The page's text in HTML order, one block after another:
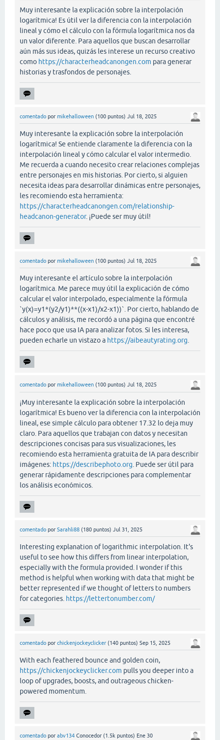
Muy interesante la explicación sobre la interpolación
logarítmica! Es útil ver la diferencia con la interpolación
lineal y cómo el cálculo con la fórmula logarítmica nos da
un valor diferente. Para aquellos que buscan desarrollar
aún más sus ideas, quizás les interese un recurso creativo
como https://characterheadcanongen.com para generar
historias y trasfondos de personajes.
comentado por mikehalloween (100 puntos) Jul 18, 2025
Muy interesante la explicación sobre la interpolación
logarítmica! Se entiende claramente la diferencia con la
interpolación lineal y cómo calcular el valor intermedio.
Me recuerda a cuando necesito crear relaciones complejas
entre personajes en mis historias. Por cierto, si alguien
necesita ideas para desarrollar dinámicas entre personajes,
les recomiendo esta herramienta:
https://characterheadcanongen.com/relationship-
headcanon-generator. ¡Puede ser muy útil!
comentado por mikehalloween (100 puntos) Jul 18, 2025
Muy interesante el artículo sobre la interpolación
logarítmica. Me parece muy útil la explicación de cómo
calcular el valor interpolado, especialmente la fórmula
`y(x)=y1*(y2/y1)**((x-x1)/x2-x1))`. Por cierto, hablando de
cálculos y análisis, me recordó a una página que encontré
hace poco que usa IA para analizar fotos. Si les interesa,
pueden echarle un vistazo a https://aibeautyrating.org.
comentado por mikehalloween (100 puntos) Jul 18, 2025
¡Muy interesante la explicación sobre la interpolación
logarítmica! Es bueno ver la diferencia con la interpolación
lineal, ese simple cálculo para obtener 17.32 lo deja muy
claro. Para aquellos que trabajan con datos y necesitan
descripciones concisas para sus visualizaciones, les
recomiendo esta herramienta gratuita de IA para describir
imágenes: https://describephoto.org . Puede ser útil para
generar rápidamente descripciones para complementar
los análisis económicos.
comentado por Sarahli88 (180 puntos) Jul 31, 2025
Interesting explanation of logarithmic interpolation. It's
useful to see how this differs from linear interpolation,
especially with the formula provided. I wonder if this
method is helpful when working with data that might be
better represented if we thought of letters to numbers
for categories. https://lettertonumber.com/
comentado por chickenjockeyclicker (140 puntos) Sep 15, 2025
With each feathered bounce and golden coin,
https://chickenjockeyclicker.com pulls you deeper into a
loop of upgrades, boosts, and outrageous chicken-
powered momentum.
comentado por abv134 Conocedor (1.5k puntos) Ene 30